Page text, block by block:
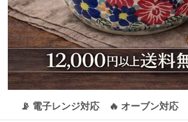
📡 電子レンジ対応 🔥 オーブン対